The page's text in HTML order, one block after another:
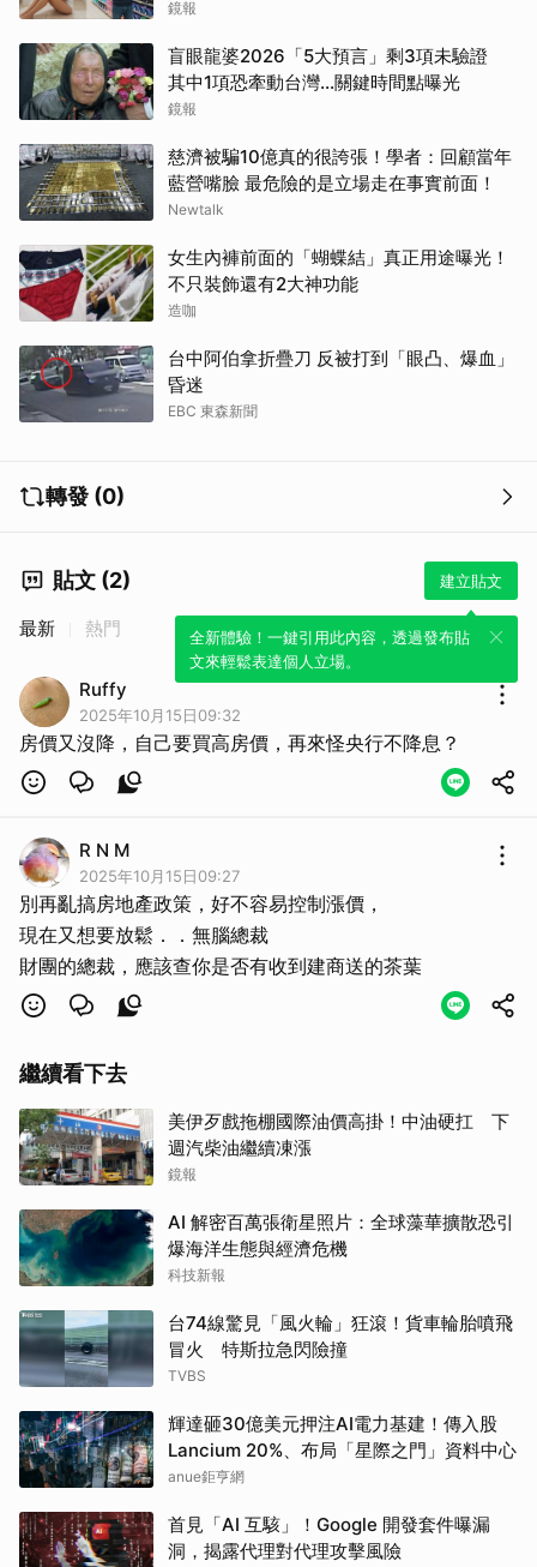
鏡報
盲眼龍婆2026「5大預言」剩3項未驗證
其中1項恐牽動台灣...關鍵時間點曝光
鏡報
慈濟被騙10億真的很誇張！學者：回顧當年
藍營嘴臉 最危險的是立場走在事實前面！
Newtalk
女生內褲前面的「蝴蝶結」真正用途曝光！
不只裝飾還有2大神功能
造咖
台中阿伯拿折疊刀 反被打到「眼凸、爆血」
昏迷
EBC 東森新聞
轉發 (0)
貼文 (2) 建立貼文
全新體驗！一鍵引用此內容，透過發布貼
文來輕鬆表達個人立場。
最新 熱門
Ruffy
2025年10月15日09:32
房價又沒降，自己要買高房價，再來怪央行不降息？
R N M
2025年10月15日09:27
別再亂搞房地產政策，好不容易控制漲價，
現在又想要放鬆．．無腦總裁
財團的總裁，應該查你是否有收到建商送的茶葉
繼續看下去
美伊歹戲拖棚國際油價高掛！中油硬扛 下
週汽柴油繼續凍漲
鏡報
AI 解密百萬張衛星照片：全球藻華擴散恐引
爆海洋生態與經濟危機
科技新報
台74線驚見「風火輪」狂滾！貨車輪胎噴飛
冒火 特斯拉急閃險撞
TVBS
輝達砸30億美元押注AI電力基建！傳入股
Lancium 20%、布局「星際之門」資料中心
anue鉅亨網
首見「AI 互駭」！Google 開發套件曝漏
洞，揭露代理對代理攻擊風險